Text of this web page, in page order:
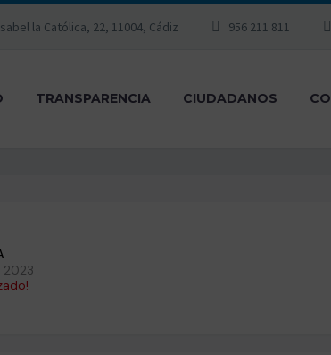
la Católica, 22, 11004, Cádiz 956 211 811
TRANSPARENCIA CIUDADANOS
2023